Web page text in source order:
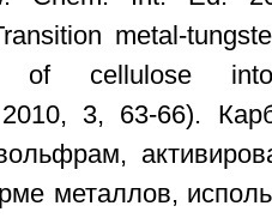
metal-
of cellulose
2010, 3, 63-66).
металлов,